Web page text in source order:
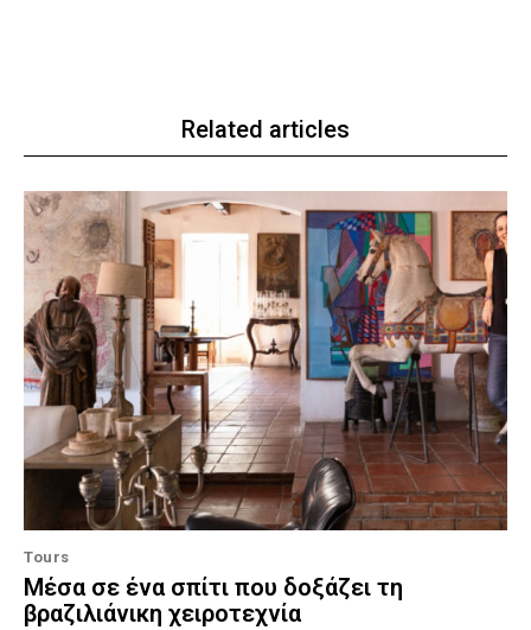
Related articles
Tours
Μέσα σε ένα σπίτι που δοξάζει τη
βραζιλιάνικη χειροτεχνία